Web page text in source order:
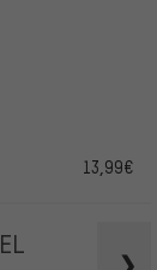
13,99€